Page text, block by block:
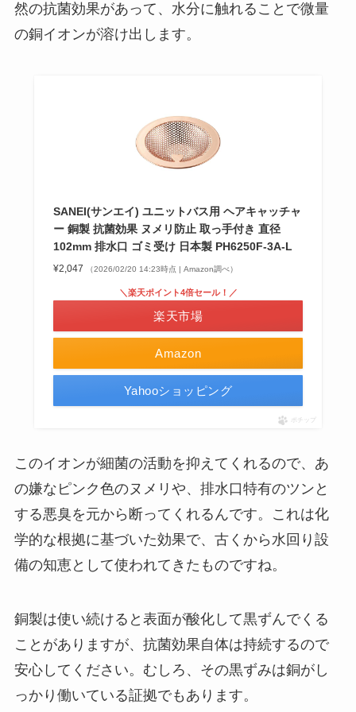
然の抗菌効果があって、水分に触れることで微量
の銅イオンが溶け出します。
SANEI(サンエイ) ユニットバス用 ヘアキャッチャ
ー 銅製 抗菌効果 ヌメリ防止 取っ手付き 直径
102mm 排水口 ゴミ受け 日本製 PH6250F-3A-L
¥2,047 （2026/02/20 14:23時点 | Amazon調べ）
Amazon
＼楽天ポイント4倍セール！／
楽天市場
Yahooショッピング
ポチップ
このイオンが細菌の活動を抑えてくれるので、あ
の嫌なピンク色のヌメリや、排水口特有のツンと
する悪臭を元から断ってくれるんです。これは化
学的な根拠に基づいた効果で、古くから水回り設
備の知恵として使われてきたものですね。
銅製は使い続けると表面が酸化して黒ずんでくる
ことがありますが、抗菌効果自体は持続するので
安心してください。むしろ、その黒ずみは銅がし
っかり働いている証拠でもあります。